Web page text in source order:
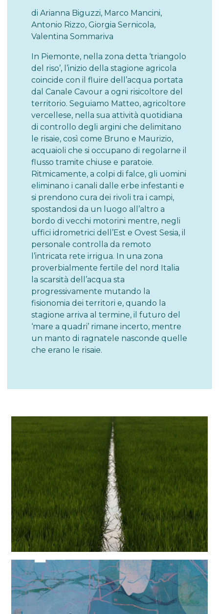
di Arianna Biguzzi, Marco Mancini,
Antonio Rizzo, Giorgia Sernicola,
Valentina Sommariva
In Piemonte, nella zona detta ‘triangolo
del riso’, l’inizio della stagione agricola
coincide con il fluire dell’acqua portata
dal Canale Cavour a ogni risicoltore del
territorio. Seguiamo Matteo, agricoltore
vercellese, nella sua attività quotidiana
di controllo degli argini che delimitano
le risaie, così come Bruno e Maurizio,
acquaioli che si occupano di regolarne il
flusso tramite chiuse e paratoie.
Ritmicamente, a colpi di falce, gli uomini
eliminano i canali dalle erbe infestanti e
si prendono cura dei rivoli tra i campi,
spostandosi da un luogo all’altro a
bordo di vecchi motorini mentre, negli
uffici idrometrici dell’Est e Ovest Sesia, il
personale controlla da remoto
l’intricata rete irrigua. In una zona
proverbialmente fertile del nord Italia
la scarsità dell’acqua sta
progressivamente mutando la
fisionomia dei territori e, quando la
stagione arriva al termine, il futuro del
‘mare a quadri’ rimane incerto, mentre
un manto di ragnatele nasconde quelle
che erano le risaie.